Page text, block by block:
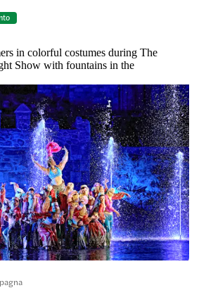
in colorful costumes during The
Show with fountains in the